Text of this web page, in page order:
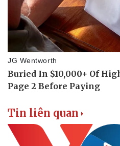
Tin liên quan